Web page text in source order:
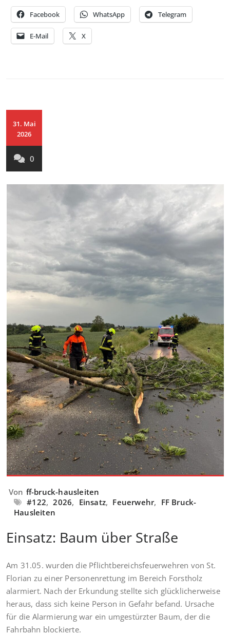
Facebook WhatsApp Telegram
E-Mail X
31. Mai
2026
0
Von ff-bruck-hausleiten
#122, 2026, Einsatz, Feuerwehr, FF Bruck-
Hausleiten
Einsatz: Baum über Straße
Am 31.05. wurden die Pflichtbereichsfeuerwehren von St.
Florian zu einer Personenrettung im Bereich Forstholz
alarmiert. Nach der Erkundung stellte sich glücklicherweise
heraus, dass sich keine Person in Gefahr befand. Ursache
für die Alarmierung war ein umgestürzter Baum, der die
Fahrbahn blockierte.